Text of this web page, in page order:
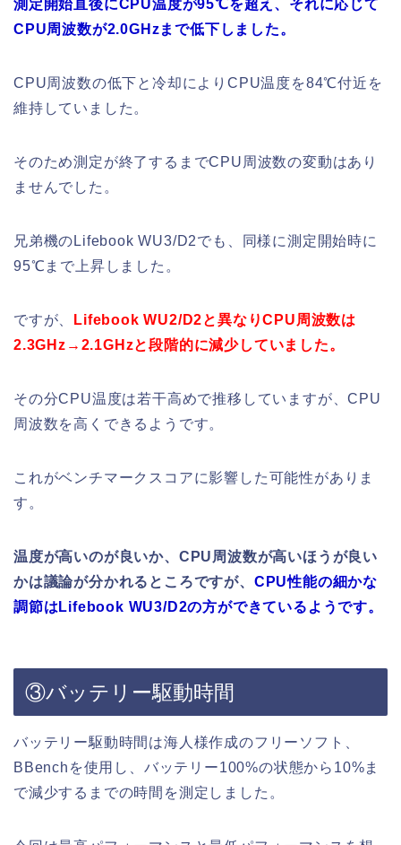
測定開始直後にCPU温度が95℃を超え、それに応じて
CPU周波数が2.0GHzまで低下しました。
CPU周波数の低下と冷却によりCPU温度を84℃付近を
維持していました。
そのため測定が終了するまでCPU周波数の変動はあり
ませんでした。
兄弟機のLifebook WU3/D2でも、同様に測定開始時に
95℃まで上昇しました。
ですが、
Lifebook WU2/D2と異なりCPU周波数は
2.3GHz→2.1GHzと段階的に減少していました。
その分CPU温度は若干高めで推移していますが、CPU
周波数を高くできるようです。
これがベンチマークスコアに影響した可能性がありま
す。
温度が高いのが良いか、CPU周波数が高いほうが良い
かは議論が分かれるところですが、 CPU性能の細かな
調節はLifebook WU3/D2の方ができているようです。
③バッテリー駆動時間
バッテリー駆動時間は海人様作成のフリーソフト、
BBenchを使用し、バッテリー100%の状態から10%ま
で減少するまでの時間を測定しました。